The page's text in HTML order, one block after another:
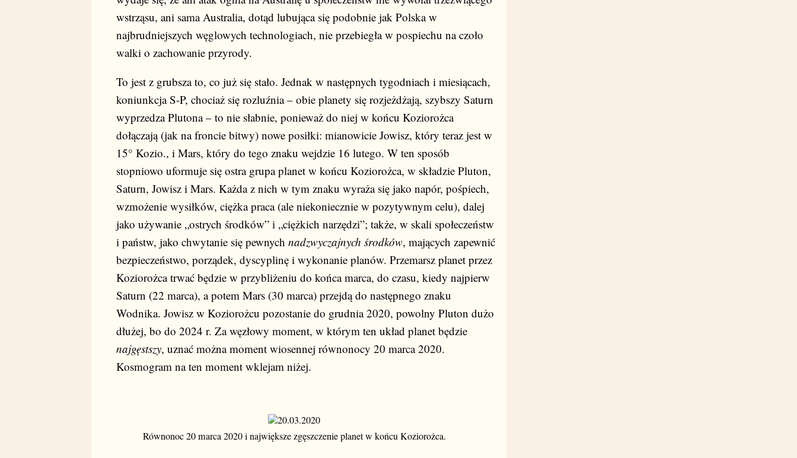
wstrząsu, ani sama Australia, dotąd lubująca się podobnie jak Polska w
najbrudniejszych węglowych technologiach, nie przebiegła w pospiechu na czoło
walki o zachowanie przyrody.
To jest z grubsza to, co już się stało. Jednak w następnych tygodniach i miesiącach,
koniunkcja S-P, chociaż się rozluźnia – obie planety się rozjeżdżają, szybszy Saturn
wyprzedza Plutona – to nie słabnie, ponieważ do niej w końcu Koziorożca
dołączają (jak na froncie bitwy) nowe posiłki: mianowicie Jowisz, który teraz jest w
15° Kozio., i Mars, który do tego znaku wejdzie 16 lutego. W ten sposób
stopniowo uformuje się ostra grupa planet w końcu Koziorożca, w składzie Pluton,
Saturn, Jowisz i Mars. Każda z nich w tym znaku wyraża się jako napór, pośpiech,
wzmożenie wysiłków, ciężka praca (ale niekoniecznie w pozytywnym celu), dalej
jako używanie „ostrych środków” i „ciężkich narzędzi”; także, w skali społeczeństw
i państw, jako chwytanie się pewnych nadzwyczajnych środków, mających zapewnić
bezpieczeństwo, porządek, dyscyplinę i wykonanie planów. Przemarsz planet przez
Koziorożca trwać będzie w przybliżeniu do końca marca, do czasu, kiedy najpierw
Saturn (22 marca), a potem Mars (30 marca) przejdą do następnego znaku
Wodnika. Jowisz w Koziorożcu pozostanie do grudnia 2020, powolny Pluton dużo
dłużej, bo do 2024 r. Za węzłowy moment, w którym ten układ planet będzie
najgęstszy, uznać można moment wiosennej równonocy 20 marca 2020.
Kosmogram na ten moment wklejam niżej.
Równonoc 20 marca 2020 i największe zgęszczenie planet w końcu Koziorożca.